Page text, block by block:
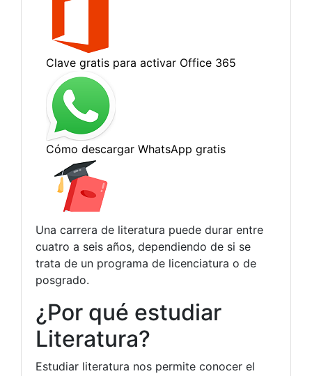
Una carrera de literatura puede durar entre
cuatro a seis años, dependiendo de si se
trata de un programa de licenciatura o de
posgrado.
¿Por qué estudiar
Literatura?
Estudiar literatura nos permite conocer el